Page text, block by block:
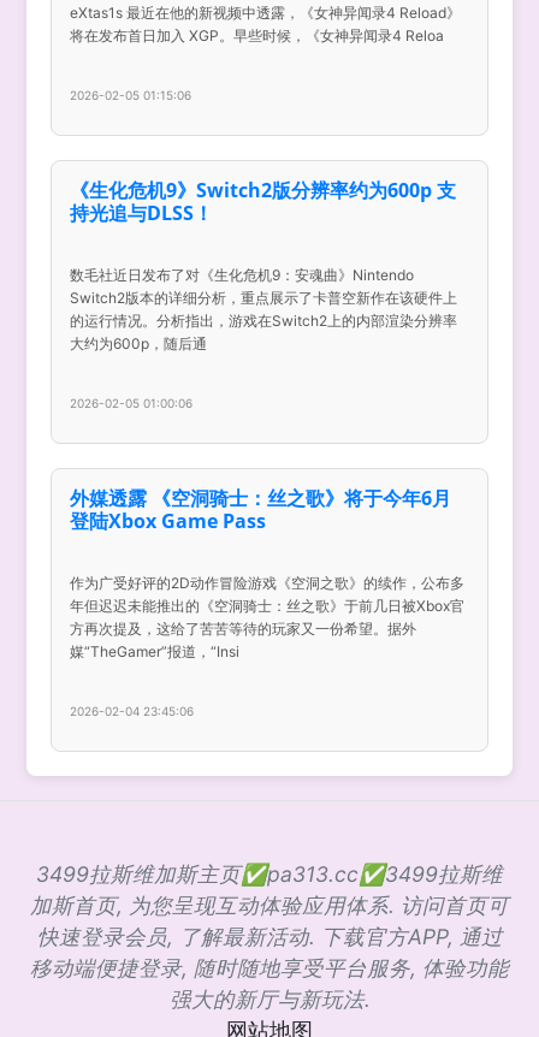
eXtas1s 最近在他的新视频中透露，《女神异闻录4 Reload》
将在发布首日加入 XGP。早些时候，《女神异闻录4 Reloa
2026-02-05 01:15:06
《生化危机9》Switch2版分辨率约为600p 支
持光追与DLSS！
数毛社近日发布了对《生化危机9：安魂曲》Nintendo
Switch2版本的详细分析，重点展示了卡普空新作在该硬件上
的运行情况。分析指出，游戏在Switch2上的内部渲染分辨率
大约为600p，随后通
2026-02-05 01:00:06
外媒透露 《空洞骑士：丝之歌》将于今年6月
登陆Xbox Game Pass
作为广受好评的2D动作冒险游戏《空洞之歌》的续作，公布多
年但迟迟未能推出的《空洞骑士：丝之歌》于前几日被Xbox官
方再次提及，这给了苦苦等待的玩家又一份希望。据外
媒“TheGamer”报道，“Insi
2026-02-04 23:45:06
3499拉斯维加斯主页✅pa313.cc✅3499拉斯维
加斯首页, 为您呈现互动体验应用体系. 访问首页可
快速登录会员, 了解最新活动. 下载官方APP, 通过
移动端便捷登录, 随时随地享受平台服务, 体验功能
强大的新厅与新玩法.
网站地图